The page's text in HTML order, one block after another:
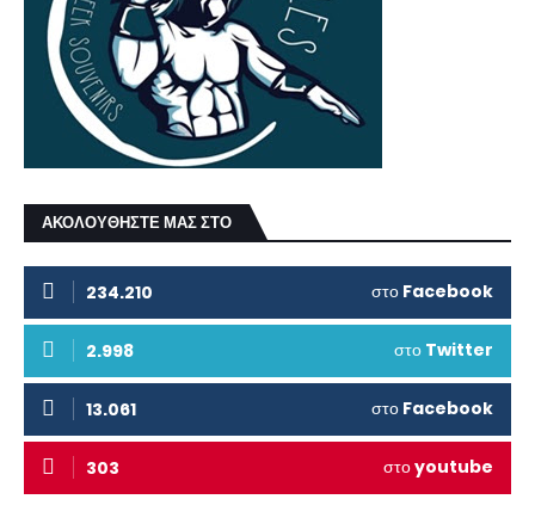
ΑΚΟΛΟΥΘΗΣΤΕ ΜΑΣ ΣΤΟ
234.210 στο Facebook
2.998 στο Twitter
13.061 στο Facebook
303 στοyoutube